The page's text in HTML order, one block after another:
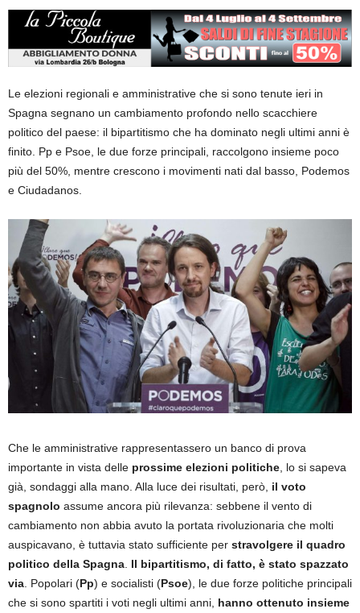
Le elezioni regionali e amministrative che si sono tenute ieri in
Spagna segnano un cambiamento profondo nello scacchiere
politico del paese: il bipartitismo che ha dominato negli ultimi anni è
finito. Pp e Psoe, le due forze principali, raccolgono insieme poco
più del 50%, mentre crescono i movimenti nati dal basso, Podemos
e Ciudadanos.
Che le amministrative rappresentassero un banco di prova
importante in vista delle prossime elezioni politiche , lo si sapeva
già, sondaggi alla mano. Alla luce dei risultati, però, il voto
spagnolo assume ancora più rilevanza: sebbene il vento di
cambiamento non abbia avuto la portata rivoluzionaria che molti
auspicavano, è tuttavia stato sufficiente per stravolgere il quadro
politico della Spagna Il bipartitismo, di fatto, è stato spazzato
via . Popolari (Pp) e socialisti (Psoe), le due forze politiche principali
che si sono spartiti i voti negli ultimi anni, hanno ottenuto insieme